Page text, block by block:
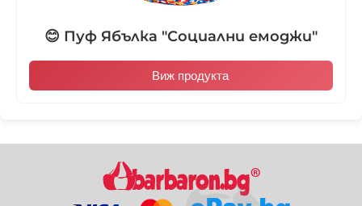
😊 Пуф Ябълка "Социални емоджи"
Виж продукта